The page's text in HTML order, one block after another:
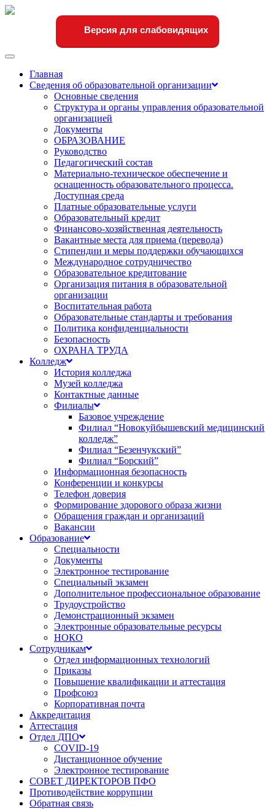
Версия для слабовидящих
Переключить
навигацииГлавная
Сведения об образовательной организации
Основные сведения
Структура и органы управления образовательной
организацией
Документы
ОБРАЗОВАНИЕ
Руководство
Педагогический состав
Материально-техническое обеспечение и
оснащенность образовательного процесса.
Доступная среда
Платные образовательные услуги
Образовательный кредит
Финансово-хозяйственная деятельность
Вакантные места для приема (перевода)
Стипендии и меры поддержки обучающихся
Международное сотрудничество
Образовательное кредитование
Организация питания в образовательной
организации
Воспитательная работа
Образовательные стандарты и требования
Политика конфиденциальности
Безопасность
ОХРАНА ТРУДА
Колледж
История колледжа
Музей колледжа
Контактные данные
Филиалы
Базовое учреждение
Филиал “Новокуйбышевский медицинский
колледж”
Филиал “Безенчукский”
Филиал “Борский”
Информационная безопасность
Конференции и конкурсы
Телефон доверия
Формирование здорового образа жизни
Обращения граждан и организаций
Вакансии
Образование
Специальности
Документы
Электронное тестирование
Специальный экзамен
Дополнительное профессиональное образование
Трудоустройство
Демонстрационный экзамен
Электронные образовательные ресурсы
НОКО
Сотрудникам
Отдел информационных технологий
Приказы
Повышение квалификации и аттестация
Профсоюз
Корпоративная почта
Аккредитация
Аттестация
Отдел ДПО
COVID-19
Дистанционное обучение
Электронное тестирование
СОВЕТ ДИРЕКТОРОВ ПФО
Противодействие коррупции
Обратная связь